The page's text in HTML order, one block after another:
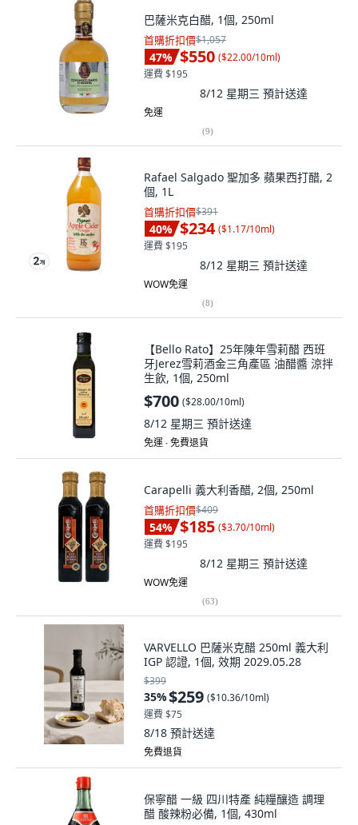
巴薩米克白醋, 1個, 250ml
首購折扣價$1,057
47% $550 ($22.00/10ml)
運費 $195
8/12 星期三 預計送達
免運
(9)
Rafael Salgado 聖加多 蘋果西打醋, 2
個, 1L
首購折扣價$391
40% $234 ($1.17/10ml)
運費 $195
8/12 星期三 預計送達
WOW免運
(8)
【Bello Rato】25年陳年雪莉醋 西班
牙Jerez雪莉酒金三角產區 油醋醬 涼拌
生飲, 1個, 250ml
$700 ($28.00/10ml)
8/12 星期三 預計送達
免運 ∙ 免費退貨
Carapelli 義大利香醋, 2個, 250ml
首購折扣價$409
54% $185 ($3.70/10ml)
運費 $195
8/12 星期三 預計送達
WOW免運
(63)
VARVELLO 巴薩米克醋 250ml 義大利
IGP 認證, 1個, 效期 2029.05.28
$399
35%$259 ($10.36/10ml)
運費 $75
8/18 預計送達
免費退貨
保寧醋 一級 四川特產 純糧釀造 調理
醋 酸辣粉必備, 1個, 430ml